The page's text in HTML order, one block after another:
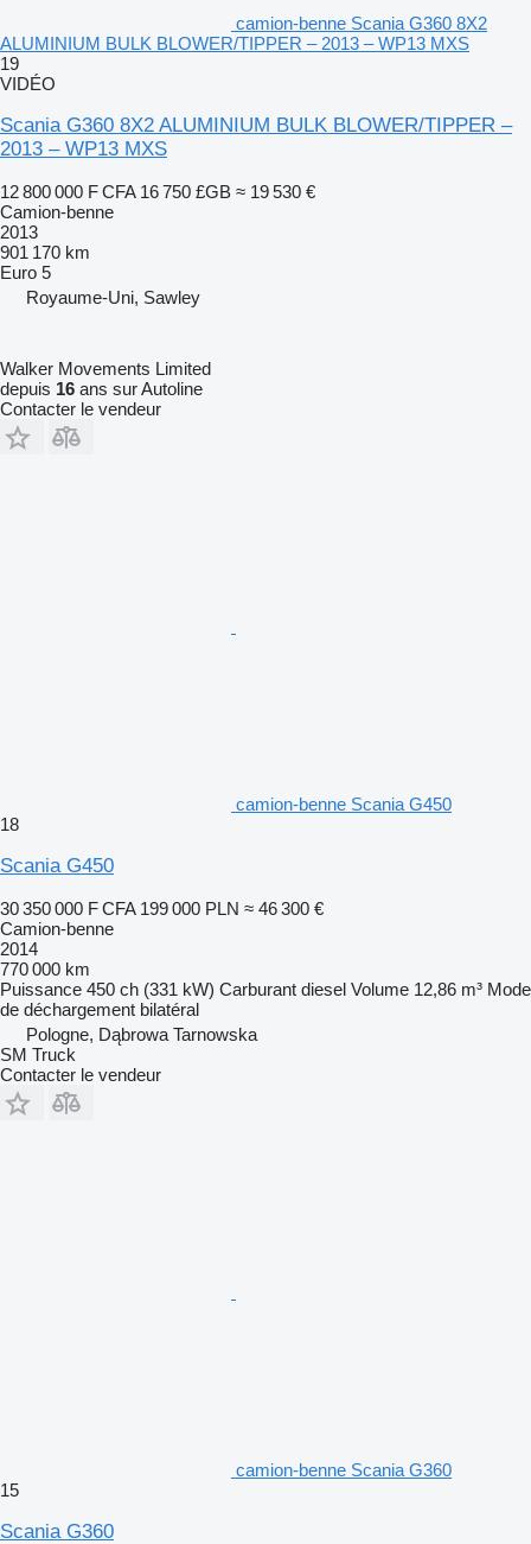
camion-benne Scania G360 8X2
ALUMINIUM BULK BLOWER/TIPPER – 2013 – WP13 MXS
19
VIDÉO
Scania G360 8X2 ALUMINIUM BULK BLOWER/TIPPER –
2013 – WP13 MXS
12 800 000 F CFA 16 750 £GB ≈ 19 530 €
Camion-benne
2013
901 170 km
Euro 5
Royaume-Uni, Sawley
Walker Movements Limited
depuis 16 ans sur Autoline
Contacter le vendeur
camion-benne Scania G450
18
Scania G450
30 350 000 F CFA 199 000 PLN ≈ 46 300 €
Camion-benne
2014
770 000 km
Puissance 450 ch (331 kW) Carburant diesel Volume 12,86 m³ Mode
de déchargement bilatéral
Pologne, Dąbrowa Tarnowska
SM Truck
Contacter le vendeur
camion-benne Scania G360
15
Scania G360